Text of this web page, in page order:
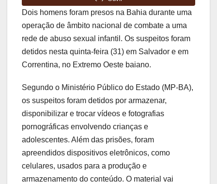
Dois homens foram presos na Bahia durante uma
operação de âmbito nacional de combate a uma
rede de abuso sexual infantil. Os suspeitos foram
detidos nesta quinta-feira (31) em Salvador e em
Correntina, no Extremo Oeste baiano.
Segundo o Ministério Público do Estado (MP-BA),
os suspeitos foram detidos por armazenar,
disponibilizar e trocar vídeos e fotografias
pornográficas envolvendo crianças e
adolescentes. Além das prisões, foram
apreendidos dispositivos eletrônicos, como
celulares, usados para a produção e
armazenamento do conteúdo. O material vai